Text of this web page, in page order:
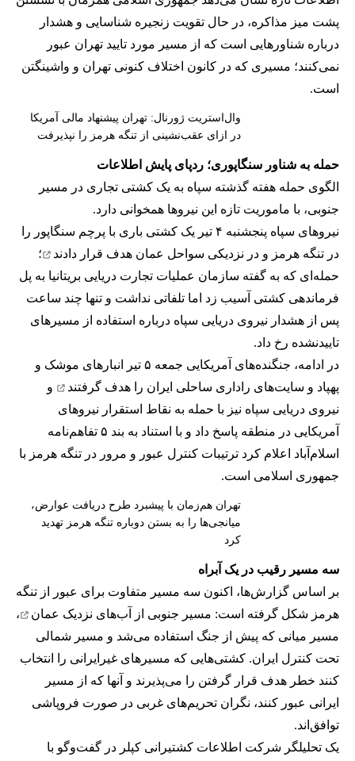
پشت میز مذاکره، در حال تقویت زنجیره شناسایی و هشدار
درباره شناورهایی است که از مسیر مورد تایید تهران عبور
نمی‌کنند؛ مسیری که در کانون اختلاف کنونی تهران و واشینگتن
است.
وال‌استریت ژورنال: تهران پیشنهاد مالی آمریکا
در ازای عقب‌نشینی از تنگه هرمز را نپذیرفت
حمله به شناور سنگاپوری؛ ردپای پایش اطلاعات
الگوی حمله هفته گذشته سپاه به یک کشتی تجاری در مسیر
جنوبی، با ماموریت تازه این نیروها همخوانی دارد.
نیروهای سپاه پنجشنبه ۴ تیر یک کشتی باری با پرچم سنگاپور را
در تنگه هرمز و در نزدیکی سواحل عمان هدف قرار دادند
؛
حمله‌ای که به گفته سازمان عملیات تجارت دریایی بریتانیا به پل
فرماندهی کشتی آسیب زد اما تلفاتی نداشت و تنها چند ساعت
پس از هشدار نیروی دریایی سپاه درباره استفاده از مسیرهای
تاییدنشده رخ داد.
در ادامه، جنگنده‌های آمریکایی جمعه ۵ تیر انبارهای موشک و
پهپاد و سایت‌های راداری ساحلی ایران را هدف گرفتند
و
نیروی دریایی سپاه نیز با حمله به نقاط استقرار نیروهای
آمریکایی در منطقه پاسخ داد و با استناد به بند ۵ تفاهم‌نامه
اسلام‌آباد اعلام کرد ترتیبات کنترل عبور و مرور در تنگه هرمز با
جمهوری اسلامی است.
تهران هم‌زمان با پیشبرد طرح دریافت عوارض،
میانجی‌ها را به بستن دوباره تنگه هرمز تهدید
کرد
سه مسیر رقیب در یک آبراه
بر اساس گزارش‌ها، اکنون سه مسیر متفاوت برای عبور از تنگه
هرمز شکل گرفته است: مسیر جنوبی از
آب‌های نزدیک عمان
،
مسیر میانی که پیش از جنگ استفاده می‌شد و مسیر شمالی
تحت کنترل ایران. کشتی‌هایی که مسیرهای غیرایرانی را انتخاب
کنند خطر هدف قرار گرفتن را می‌پذیرند و آنها که از مسیر
ایرانی عبور کنند، نگران تحریم‌های غربی در صورت فروپاشی
توافق‌اند.
یک تحلیلگر شرکت اطلاعات کشتیرانی کپلر در گفت‌و‌گو با